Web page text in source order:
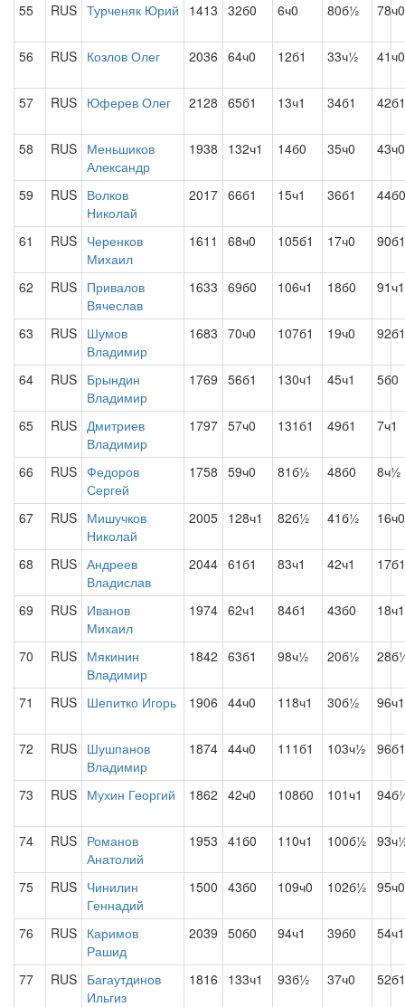
55 RUS Турченяк Юрий 1413 32б0 6ч0 80б½ 78ч0
56 RUS Козлов Олег 2036 64ч0 12б1 33ч½ 41ч0
57 RUS Юферев Олег 2128 65б1 13ч1 34б1 42б1
58 RUS Меньшиков
Александр
1938 132ч1 14б0 35ч0 43ч0
59 RUS Волков
Николай
2017 66б1 15ч1 36б1 44б0
61 RUS Черенков
Михаил
1611 68ч0 105б1 17ч0 90б1
62 RUS Привалов
Вячеслав
1633 69б0 106ч1 18б0 91ч1
63 RUS Шумов
Владимир
1683 70ч0 107б1 19ч0 92б1
64 RUS Брындин
Владимир
1769 56б1 130ч1 45ч1 5б0
65 RUS Дмитриев
Владимир
1797 57ч0 131б1 49б1 7ч1
66 RUS Федоров
Сергей
1758 59ч0 81б½ 48б0 8ч½
67 RUS Мишучков
Николай
2005 128ч1 82б½ 41б½ 16ч0
68 RUS Андреев
Владислав
2044 61б1 83ч1 42ч1 17б1
69 RUS Иванов
Михаил
1974 62ч1 84б1 43б0 18ч1
70 RUS Мякинин
Владимир
1842 63б1 98ч½ 20б½
71 RUS Шепитко Игорь 1906 44ч0 118ч1 30б½ 96ч1
72 RUS Шушпанов
Владимир
1874 44ч0 111б1 103ч½ 96б1
73 RUS Мухин Георгий 1862 42ч0 108б0 101ч1
74 RUS Романов
Анатолий
1953 41б0 110ч1 100б½
75 RUS Чинилин
Геннадий
1500 43б0 109ч0 102б½ 95ч0
76 RUS Каримов
Рашид
2039 50б0 94ч1 39б0 54ч1
77 RUS Багаутдинов
Ильгиз
1816 133ч1 93б½ 37ч0 52б1